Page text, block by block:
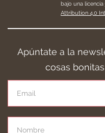
bajo una licencia
Attribution 4.0
Apúntate a la
cosas